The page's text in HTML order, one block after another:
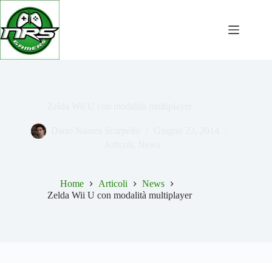
Salta
contenuto
Home Articoli
News
Zelda Wii U con modalità multiplayer